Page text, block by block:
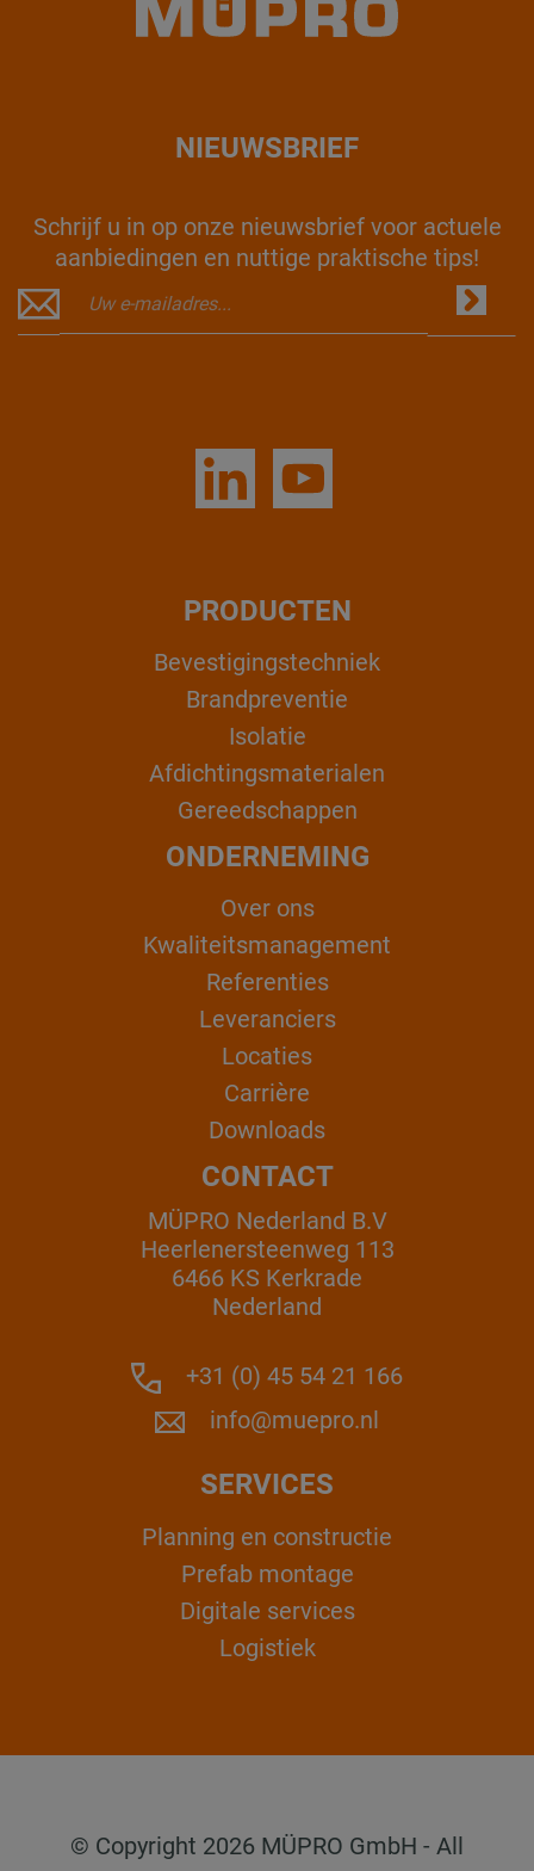
NIEUWSBRIEF
Schrijf u in op onze nieuwsbrief voor actuele
aanbiedingen en nuttige praktische tips!
PRODUCTEN
Bevestigingstechniek
Brandpreventie
Isolatie
Afdichtingsmaterialen
Gereedschappen
ONDERNEMING
Over ons
Kwaliteitsmanagement
Referenties
Leveranciers
Locaties
Carrière
Downloads
CONTACT
MÜPRO Nederland B.V
Heerlenersteenweg 113
6466 KS Kerkrade
Nederland
+31 (0) 45 54 21 166
info@muepro.nl
SERVICES
Planning en constructie
Prefab montage
Digitale services
Logistiek
© Copyright 2026 MÜPRO GmbH - All